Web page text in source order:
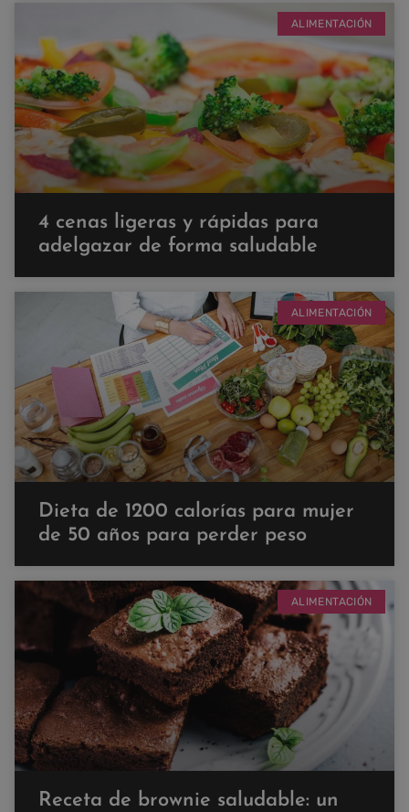
ALIMENTACIÓN
4 cenas ligeras y rápidas para
adelgazar de forma saludable
ALIMENTACIÓN
Dieta de 1200 calorías para mujer
de 50 años para perder peso
ALIMENTACIÓN
Receta de brownie saludable: un